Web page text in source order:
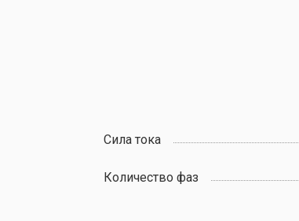
Сила тока
Количество фаз